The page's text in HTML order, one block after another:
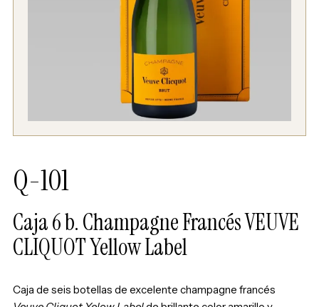
Q-101
Caja 6 b. Champagne Francés VEUVE
CLIQUOT Yellow Label
Caja de seis botellas de excelente champagne francés